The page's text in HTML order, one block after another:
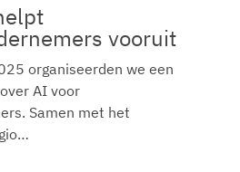
vooruit
organiseerden we een
AI voor
Samen met het